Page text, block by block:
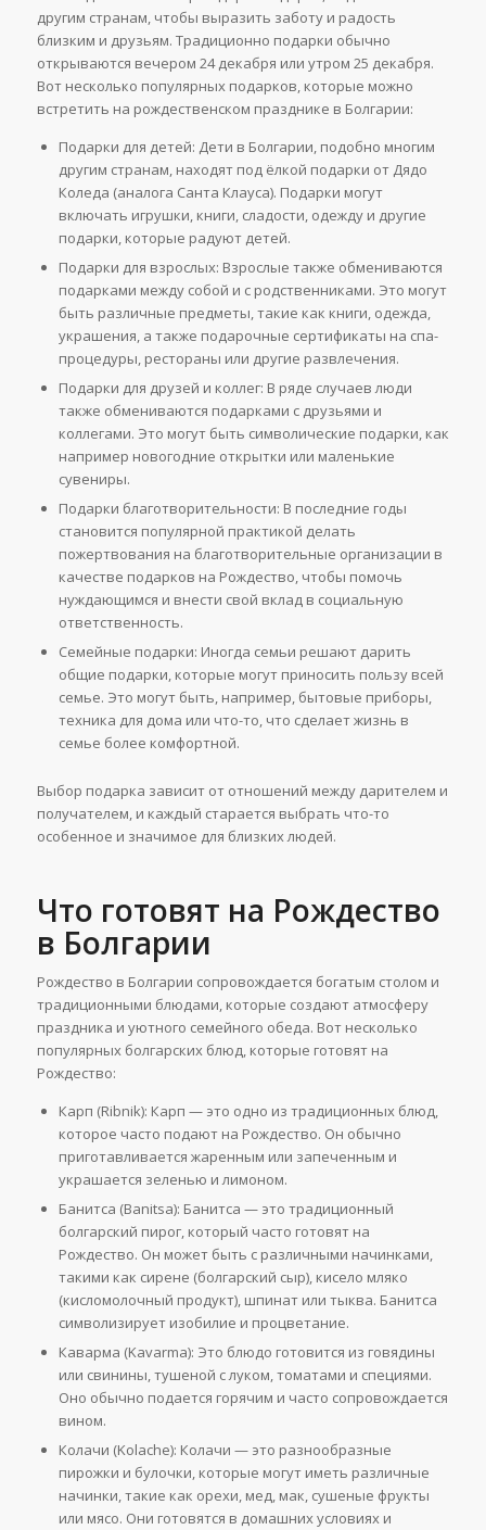
другим странам, чтобы выразить заботу и радость
близким и друзьям. Традиционно подарки обычно
открываются вечером 24 декабря или утром 25 декабря.
Вот несколько популярных подарков, которые можно
встретить на рождественском празднике в Болгарии:
Подарки для детей: Дети в Болгарии, подобно многим
другим странам, находят под ёлкой подарки от Дядо
Коледа (аналога Санта Клауса). Подарки могут
включать игрушки, книги, сладости, одежду и другие
подарки, которые радуют детей.
Подарки для взрослых: Взрослые также обмениваются
подарками между собой и с родственниками. Это могут
быть различные предметы, такие как книги, одежда,
украшения, а также подарочные сертификаты на спа-
процедуры, рестораны или другие развлечения.
Подарки для друзей и коллег: В ряде случаев люди
также обмениваются подарками с друзьями и
коллегами. Это могут быть символические подарки, как
например новогодние открытки или маленькие
сувениры.
Подарки благотворительности: В последние годы
становится популярной практикой делать
пожертвования на благотворительные организации в
качестве подарков на Рождество, чтобы помочь
нуждающимся и внести свой вклад в социальную
ответственность.
Семейные подарки: Иногда семьи решают дарить
общие подарки, которые могут приносить пользу всей
семье. Это могут быть, например, бытовые приборы,
техника для дома или что-то, что сделает жизнь в
семье более комфортной.
Выбор подарка зависит от отношений между дарителем и
получателем, и каждый старается выбрать что-то
особенное и значимое для близких людей.
Что готовят на Рождество
в Болгарии
Рождество в Болгарии сопровождается богатым столом и
традиционными блюдами, которые создают атмосферу
праздника и уютного семейного обеда. Вот несколько
популярных болгарских блюд, которые готовят на
Рождество:
Карп (Ribnik): Карп — это одно из традиционных блюд,
которое часто подают на Рождество. Он обычно
приготавливается жаренным или запеченным и
украшается зеленью и лимоном.
Банитса (Banitsa): Банитса — это традиционный
болгарский пирог, который часто готовят на
Рождество. Он может быть с различными начинками,
такими как сирене (болгарский сыр), кисело мляко
(кисломолочный продукт), шпинат или тыква. Банитса
символизирует изобилие и процветание.
Каварма (Kavarma): Это блюдо готовится из говядины
или свинины, тушеной с луком, томатами и специями.
Оно обычно подается горячим и часто сопровождается
вином.
Колачи (Kolache): Колачи — это разнообразные
пирожки и булочки, которые могут иметь различные
начинки, такие как орехи, мед, мак, сушеные фрукты
или мясо. Они готовятся в домашних условиях и